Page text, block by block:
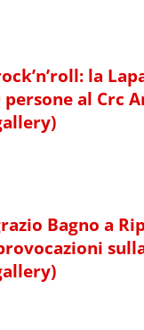
la
al Crc
Bagno a